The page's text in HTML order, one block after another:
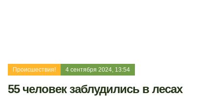
Происшествия! 4 сентября 2024, 13:54
55 человек заблудились в лесах